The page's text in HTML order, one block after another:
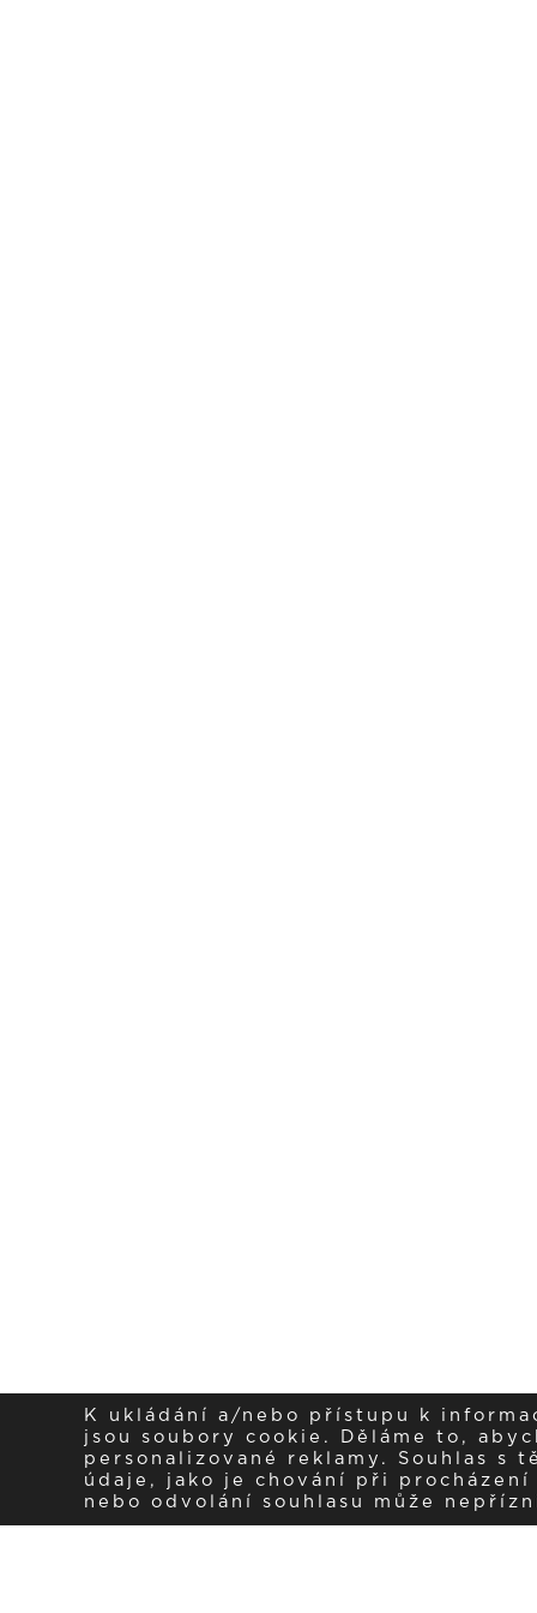
K ukládání a/nebo přístupu k
jsou soubory cookie. Děláme to,
personalizované reklamy. Souhlas s
údaje, jako je chování při procházení
nebo odvolání souhlasu může